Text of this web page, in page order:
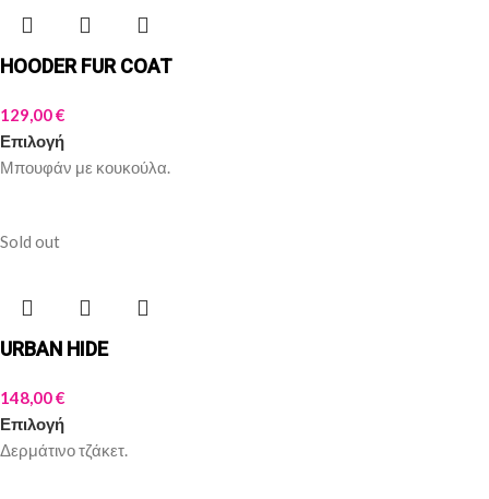
HOODER FUR COAT
129,00€
Επιλογή
Μπουφάν με κουκούλα.
Sold out
URBAN HIDE
148,00€
Επιλογή
Δερμάτινο τζάκετ.